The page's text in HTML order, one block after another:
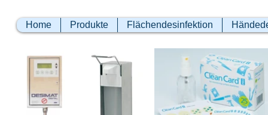
Home Produkte Flächendesinfektion